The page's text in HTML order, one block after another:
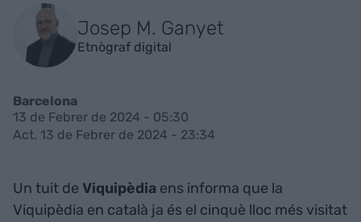
Josep M. Ganyet
Etnògraf digital
Barcelona
13 de Febrer de 2024 - 05:30
Act. 13 de Febrer de 2024 - 23:34
Un tuit de Viquipèdia ens informa que la
Viquipèdia en català ja és el cinquè lloc més visitat